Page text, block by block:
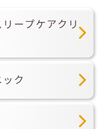
ープケアクリ
ク